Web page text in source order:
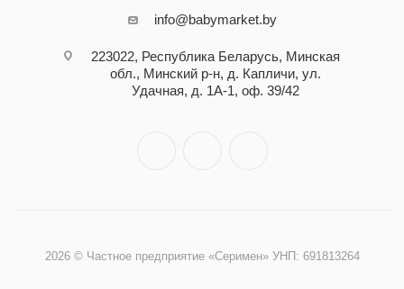
info@babymarket.by
223022, Республика Беларусь, Минская
обл., Минский р-н, д. Капличи, ул.
Удачная, д. 1А-1, оф. 39/42
2026 © Частное предприятие «Серимен» УНП: 691813264